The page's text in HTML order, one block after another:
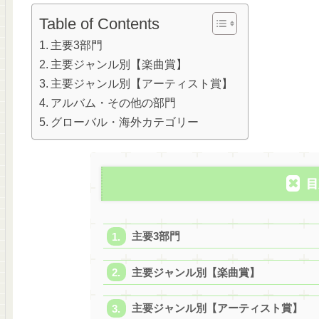
Table of Contents
主要3部門
主要ジャンル別【楽曲賞】
主要ジャンル別【アーティスト賞】
アルバム・その他の部門
グローバル・海外カテゴリー
主要3部門
主要ジャンル別【楽曲賞】
主要ジャンル別【アーティスト賞】